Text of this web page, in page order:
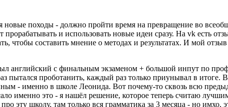
новые походы - должно пройти время на превращение во
и использовать новые идеи сразу. На vk есть
составить мнение о методах и результатах. И мой
с финальным экзаменом + большой инпут по
пытался проботанить, каждый раз только приунывал в итоге.
- именно в школе Леонида. Вот почему-то сквозь всю
именно это - я нашёл решение, которое теперь считаю
эту школу, там только вся грамматика за 3 месяца - но